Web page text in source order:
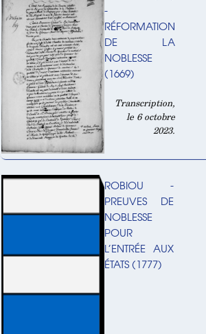
-
RÉFORMATION
DE LA
NOBLESSE
(1669)
Transcription,
le 6 octobre
2023.
ROBIOU -
PREUVES DE
NOBLESSE
POUR
L’ENTRÉE AUX
ÉTATS (1777)